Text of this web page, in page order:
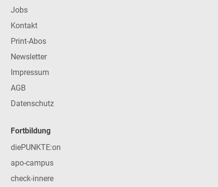
Jobs
Kontakt
Print-Abos
Newsletter
Impressum
AGB
Datenschutz
Fortbildung
diePUNKTE:on
apo-campus
check-innere